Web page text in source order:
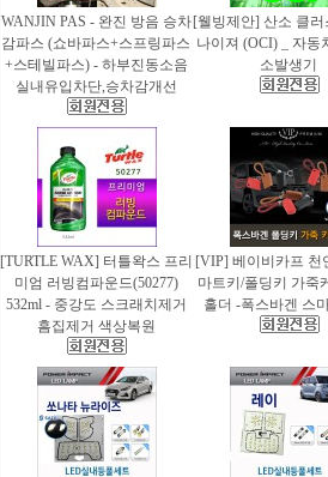
WANJIN PAS - 완진 방음 승차
감파스 (쇼바파스+스프링파스
+스테빌파스) - 하부진동소음
실내유입차단,승차감개선
[웰빙제안] 산소 클
나이져 (OCI) _ 자동
소발생기
[TURTLE WAX] 터틀왁스 프리
미엄 러빙컴파운드(50277)
532ml - 중강도 스크래치제거
흠집제거 색상복원
[VIP] 베이비카프 천
마트키/폴딩키 가죽
홀더 -폭스바겐 스